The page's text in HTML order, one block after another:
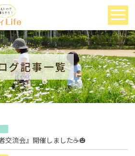
グ記事一覧
交流会』開催しました☕🎃